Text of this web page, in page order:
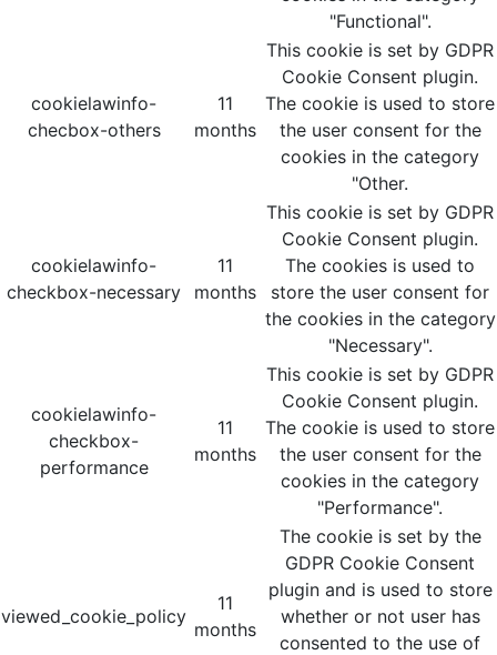
"Functional".
cookielawinfo-
checbox-others
11
months
This cookie is set by GDPR
Cookie Consent plugin.
The cookie is used to store
the user consent for the
cookies in the category
"Other.
cookielawinfo-
checkbox-necessary
11
months
This cookie is set by GDPR
Cookie Consent plugin.
The cookies is used to
store the user consent for
the cookies in the category
"Necessary".
cookielawinfo-
checkbox-
performance
11
months
This cookie is set by GDPR
Cookie Consent plugin.
The cookie is used to store
the user consent for the
cookies in the category
"Performance".
viewed_cookie_policy
11
months
The cookie is set by the
GDPR Cookie Consent
plugin and is used to store
whether or not user has
consented to the use of